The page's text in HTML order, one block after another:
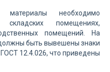
материалы необходимо
помещениях,
помещений. На
быть вывешены знаки
ГОСТ 12.4.026, что приведены